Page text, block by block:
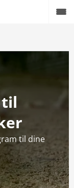
til dine